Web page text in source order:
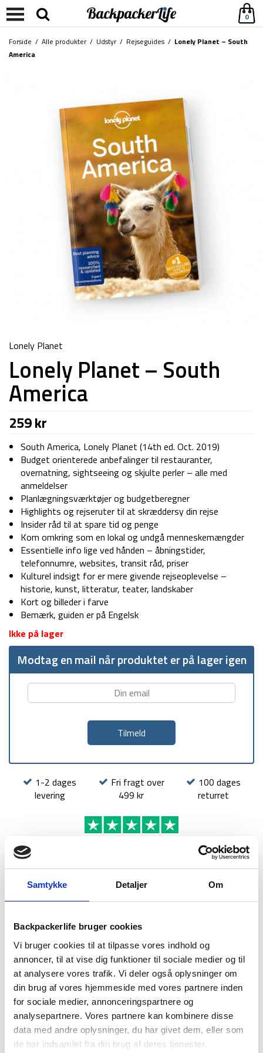
Samtykke Detaljer Om
Backpackerlife bruger cookies
Vi bruger cookies til at tilpasse vores indhold og
annoncer, til at vise dig funktioner til sociale medier og til
at analysere vores trafik. Vi deler også oplysninger om
din brug af vores hjemmeside med vores partnere inden
for sociale medier, annonceringspartnere og
analysepartnere. Vores partnere kan kombinere disse
data med andre oplysninger, du har givet dem, eller som
de har indsamlet fra din brug af deres tjenester.
0
Forside / Alle produkter/ Udstyr/ Rejseguides / Lonely Planet – South
America
Lonely Planet
Lonely Planet – South
America
259kr
South America, Lonely Planet (14th ed. Oct. 2019)
Budget orienterede anbefalinger til restauranter,
overnatning, sightseeing og skjulte perler – alle med
anmeldelser
Planlægningsværktøjer og budgetberegner
Highlights og rejseruter til at skræddersy din rejse
Insider råd til at spare tid og penge
Kom omkring som en lokal og undgå menneskemængder
Essentielle info lige ved hånden – åbningstider,
telefonnumre, websites, transit råd, priser
Kulturel indsigt for er mere givende rejseoplevelse –
historie, kunst, litteratur, teater, landskaber
Kort og billeder i farve
Bemærk, guiden er på Engelsk
Ikke på lager
Modtag en mail når produktet er på lager igen
1-2 dages
levering
Fri fragt over
499 kr
100 dages
returret
BESKRIVELSE BRAND
1120 siders guide til de fedeste oplevelser i sydamerika på et
mindre budget! Guiden tilbyder de meste relevante og up-to-
date råd om hvad der skal ses og hvad der kan skippes, hvilke
skjulte oplevelser dig venter dig og hvordan du bedst muligt
optimerer dit rejsebudget.
Med South America kan du altid finde budget orienterede
anbefalinger i forhold mad, overnatning, sightseeing, byture,
skjulte perler de fleste guidebøger overser – alt sammen med
ærlige anmeldelser tilknyttet. Guiden tilbyder
planlægningsværktøjer og budget udregninger samt